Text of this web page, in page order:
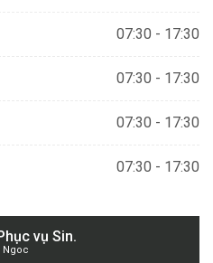
07:30 - 17:30
07:30 - 17:30
07:30 - 17:30
07:30 - 17:30